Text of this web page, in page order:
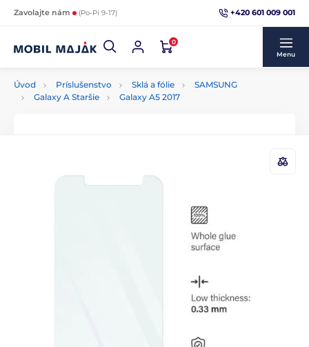
Zavolajte nám (Po-Pi 9-17) +420 601 009 001
0
Menu
Úvod Príslušenstvo Sklá a fólie
SAMSUNG
Galaxy A Staršie
Galaxy A5 2017